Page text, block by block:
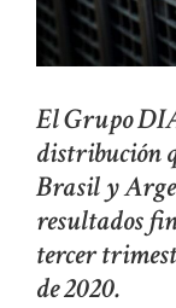
El Grupo
distribución
Brasil y
resultados
tercer
de 2020.